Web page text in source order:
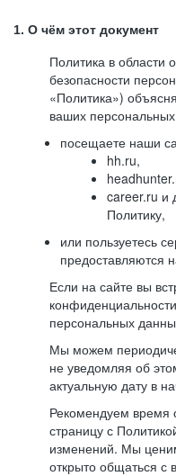
1. О чём этот документ
Политика в области
безопасности
«Политика»)
ваших
посещаете наши
hh.ru,
career.ru и
Политику,
или пользуетесь
предоставляются
Если на сайте вы
персональных
Мы можем
не уведомляя об
актуальную дату в
Рекомендуем время
страницу с
изменений. Мы
открыто общаться с